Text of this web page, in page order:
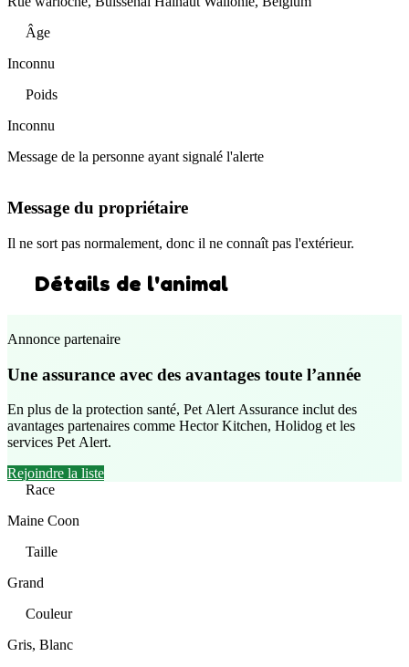
Âge
Inconnu
Poids
Inconnu
Message de la personne ayant signalé l'alerte
Message du propriétaire
Il ne sort pas normalement, donc il ne connaît pas l'extérieur.
Détails de l'animal
Annonce partenaire
Une assurance avec des avantages toute l’année
En plus de la protection santé, Pet Alert Assurance inclut des
avantages partenaires comme Hector Kitchen, Holidog et les
services Pet Alert.
Rejoindre la liste
Race
Maine Coon
Taille
Grand
Couleur
Gris, Blanc